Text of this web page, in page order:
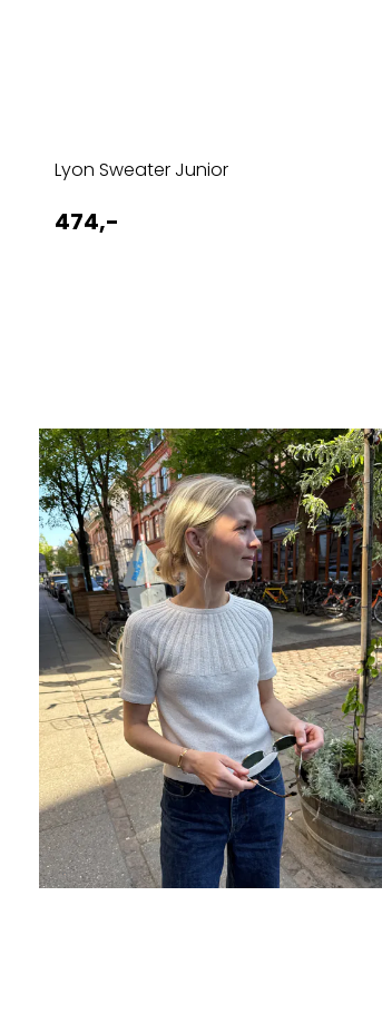
Lyon Sweater Junior
474,-